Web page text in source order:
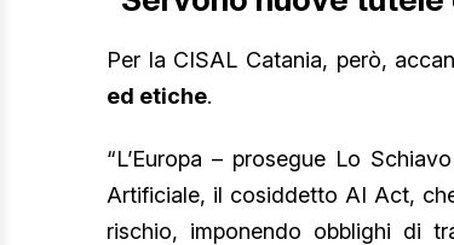
Per la CISAL Catania, però,
ed etiche.
“L’Europa – prosegue Lo
Artificiale, il cosiddetto AI Act,
rischio, imponendo obblighi di